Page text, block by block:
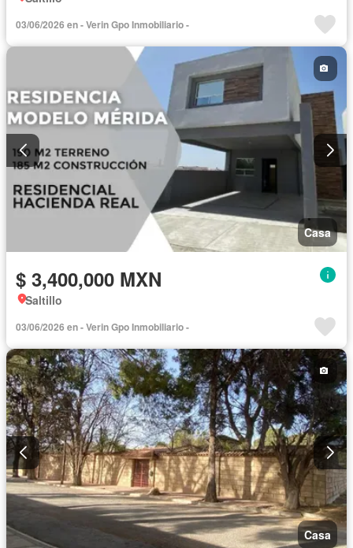
03/06/2026 en - Verin Gpo Inmobiliario -
Casa
$ 3,400,000 MXN
Saltillo
03/06/2026 en - Verin Gpo Inmobiliario -
Casa